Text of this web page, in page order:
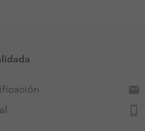
email
phone_iphone